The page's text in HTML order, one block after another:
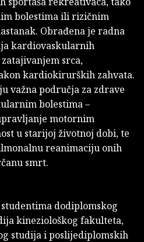
bolestima ili rizičnim
Obrađena je radna
kardiovaskularnih
srca,
kardiokirurških zahvata.
važna područja za zdrave
bolestima –
motornim
u starijoj životnoj dobi, te
reanimaciju onih
smrt.
dodiplomskog
kineziološkog fakulteta,
studija i poslijediplomskih